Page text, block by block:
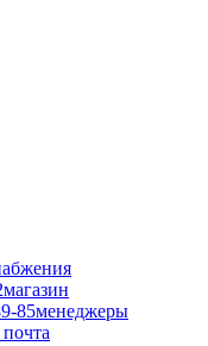
магазин
85менеджеры